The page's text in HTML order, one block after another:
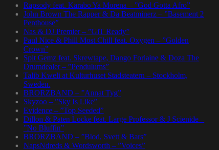
Rapsody feat. Karabo Ya Morena – ”God Gotta Afro”
John Brown The Rapper & Da Beatminerz – ”Basement 2
Penthouse”
Nas & DJ Premier – ”GiT Ready”
Paul Nice & Phill Most Chill feat. Oxygen – ”Golden
Crown”
Spit Gemz feat. Skrewtape, Dango Forlaine & Doza The
Drumdealer – ”Pendulums”
Talib Kweli at Kulturhuset Stadsteatern – Stockholm,
Sweden.
BRORZBAND – ”Annat Tyg”
Skyzoo – ”Sky Is Like”
Evidence – ”Top Seeded”
Dillon & Paten Locke feat. Large Professor & J Scienide –
”No Bluffin”
BRORZBAND – ”Blod, Svett & Bars”
NapsNdreds & Wordsworth – ”Voices”